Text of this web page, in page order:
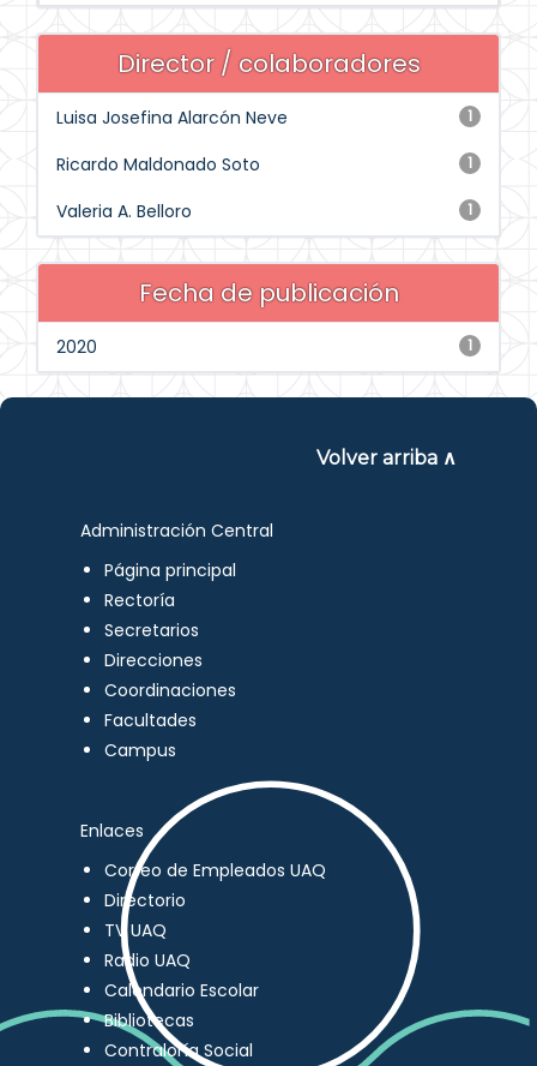
Director / colaboradores
1
Luisa Josefina Alarcón Neve
1
Ricardo Maldonado Soto
1
Valeria A. Belloro
Fecha de publicación
1
2020
Volver arriba ∧
Administración Central
Página principal
Rectoría
Secretarios
Direcciones
Coordinaciones
Facultades
Campus
Enlaces
Correo de Empleados UAQ
Directorio
TV UAQ
Radio UAQ
Calendario Escolar
Bibliotecas
Contraloría Social